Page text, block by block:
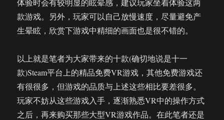
体验时会有较明显的眩晕感，建议玩家坐着体验这两
款游戏。另外，玩家可以自己放慢速度，尽量避免产
生晕眩，欣赏下游戏中精细的画面也是很不错的。
以上就是笔者为大家带来的十款(确切地说是十一
款)Steam平台上的精品免费VR游戏，其他免费游戏还
有很很多，但游戏的品质与上述这些相比要差很多。
玩家不妨从这些游戏入手，逐渐熟悉VR中的操作方式
之后，再来购买那些大型VR游戏作品。在此笔者还是